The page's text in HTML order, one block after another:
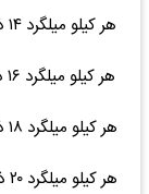
هر کیلو میلگرد ۱۴ ذوب آهن / نیشابور ۱۲ متری ۱۵ ۶۸,۵۰۰ (۰.۰۰%)۰
هر کیلو میلگرد ۱۶ ذوب آهن / نیشابور ۱۲ متری ۱۹ ۶۸,۵۰۰ (۰.۰۰%)۰
هر کیلو میلگرد ۱۸ ذوب آهن / نیشابور ۱۲ متری ۲۵ ۶۸,۵۰۰ (۰.۰۰%)۰
هر کیلو میلگرد ۲۰ ذوب آهن / نیشابور ۱۲ متری ۳۰ ۶۸,۵۰۰ (۰.۰۰%)۰